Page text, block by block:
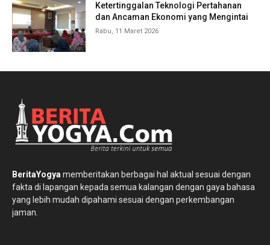
Ketertinggalan Teknologi Pertahanan
dan Ancaman Ekonomi yang Mengintai
Rabu, 11 Maret 2026
BeritaYogya memberitakan berbagai hal aktual sesuai dengan
fakta di lapangan kepada semua kalangan dengan gaya bahasa
yang lebih mudah dipahami sesuai dengan perkembangan
jaman.